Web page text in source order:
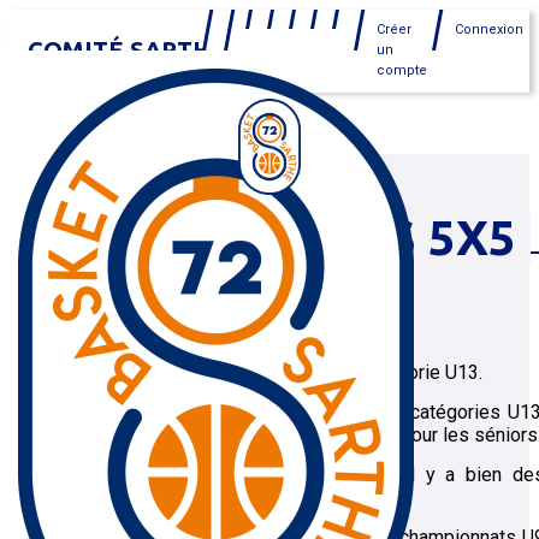
COMITÉ SARTHE
Créer
un
compte
Connexion
MENU
CHAMPIONNATS 5X5
Championnats 5x5
On parle de championnats à partir de la catégorie U13.
Des championnats sont organisés pour les catégories
U15, U18 et U21 pour les garçons, ainsi que pour les
Pour les catégories U9 et U11, même s'il y a bien
matchs organisés, il n'y a pas de classement.